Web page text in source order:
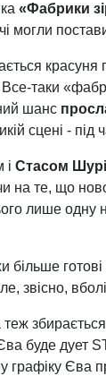
«Фабрики
могли
красуня
таки
шанс
сцені - під
і Стасом
на те, що
лише одну
звісно,
збирається
буде дует
Єва